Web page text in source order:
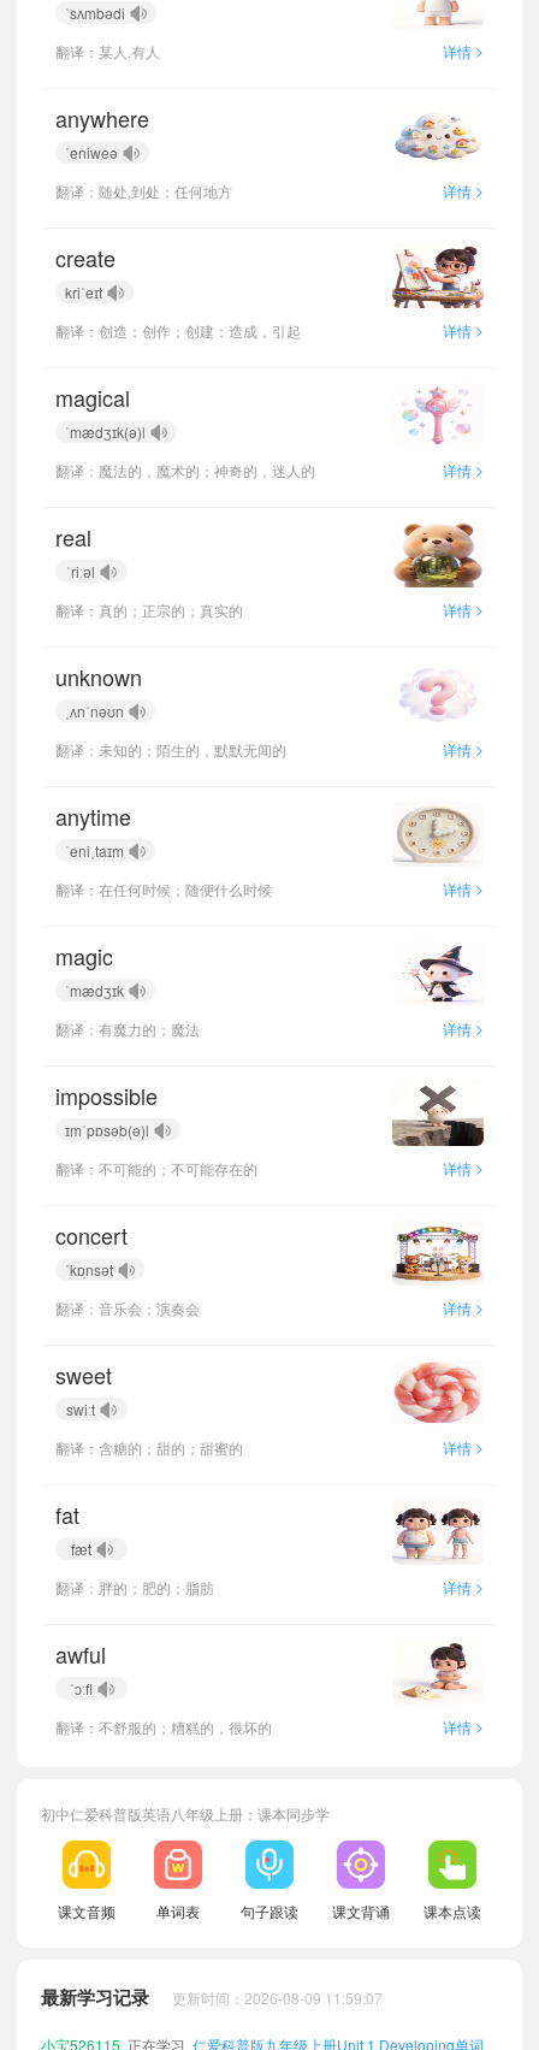
ˈsʌmbədi
翻译：某人,有人
详情 >
anywhere
ˈeniweə
翻译：随处,到处；任何地方
详情 >
create
kriˈeɪt
翻译：创造；创作；创建；造成，引起
详情 >
magical
ˈmædʒɪk(ə)l
翻译：魔法的，魔术的；神奇的，迷人的
详情 >
real
ˈriːəl
翻译：真的；正宗的；真实的
详情 >
unknown
ˌʌnˈnəʊn
翻译：未知的；陌生的，默默无闻的
详情 >
anytime
ˈeniˌtaɪm
翻译：在任何时候；随便什么时候
详情 >
magic
ˈmædʒɪk
翻译：有魔力的；魔法
详情 >
impossible
ɪmˈpɒsəb(ə)l
翻译：不可能的；不可能存在的
详情 >
concert
ˈkɒnsət
翻译：音乐会；演奏会
详情 >
sweet
swiːt
翻译：含糖的；甜的；甜蜜的
详情 >
fat
fæt
翻译：胖的；肥的；脂肪
详情 >
awful
ˈɔːfl
翻译：不舒服的；糟糕的，很坏的
详情 >
初中仁爱科普版英语八年级上册：课本同步学
课文音频 单词表 句子跟读 课文背诵 课本点读
最新学习记录 更新时间：2026-08-09 11:59:07
小宝503369 正在学习 仁爱科普版七年级下册Unit 4 Exploring单词
小宝523586
正在学习
仁爱科普版七年级上册Unit 4 Wrapping Up单词
小宝801608
正在学习 仁爱科普版七年级下册Unit 4 Preparing单词
小宝648150 正在学习 仁爱科普版七年级上册Unit 2 Developing单词
小宝526115 正在学习 仁爱科普版九年级上册Unit 1 Developing单词